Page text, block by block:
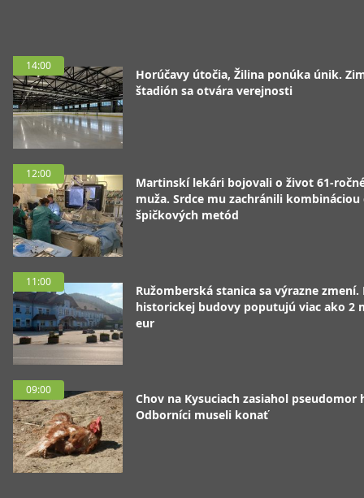
14:00
Horúčavy útočia, Žilina ponúka únik.
štadión sa otvára verejnosti
12:00
Martinskí lekári bojovali o život 61-
muža. Srdce mu zachránili kombináciou
špičkových metód
11:00
Ružomberská stanica sa výrazne zmení.
historickej budovy poputujú viac ako 2
eur
09:00
Chov na Kysuciach zasiahol pseudomor
Odborníci museli konať